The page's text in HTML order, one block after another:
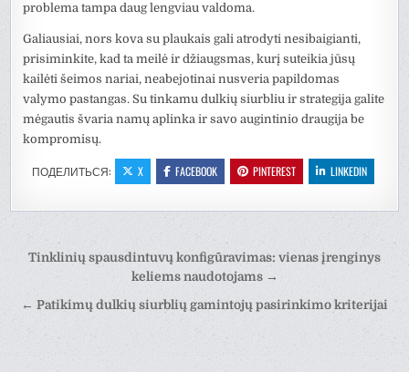
problema tampa daug lengviau valdoma.
Galiausiai, nors kova su plaukais gali atrodyti nesibaigianti,
prisiminkite, kad ta meilė ir džiaugsmas, kurį suteikia jūsų
kailėti šeimos nariai, neabejotinai nusveria papildomas
valymo pastangas. Su tinkamu dulkių siurbliu ir strategija galite
mėgautis švaria namų aplinka ir savo augintinio draugija be
kompromisų.
ПОДЕЛИТЬСЯ: X FACEBOOK PINTEREST LINKEDIN
Навигация
записям
Tinklinių spausdintuvų konfigūravimas: vienas įrenginys
keliems naudotojams →
← Patikimų dulkių siurblių gamintojų pasirinkimo kriterijai